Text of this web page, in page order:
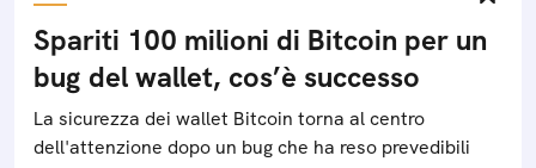
Spariti 100 milioni di Bitcoin per un
bug del wallet, cos’è successo
La sicurezza dei wallet Bitcoin torna al centro
dell'attenzione dopo un bug che ha reso prevedibili